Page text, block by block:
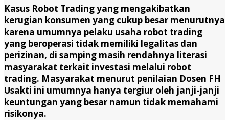
Kasus Robot Trading yang mengakibatkan
kerugian konsumen yang cukup besar menurutnya
karena umumnya pelaku usaha robot trading
yang beroperasi tidak memiliki legalitas dan
perizinan, di samping masih rendahnya literasi
masyarakat terkait investasi melalui robot
trading. Masyarakat menurut penilaian Dosen FH
Usakti ini umumnya hanya tergiur oleh janji-janji
keuntungan yang besar namun tidak memahami
risikonya.